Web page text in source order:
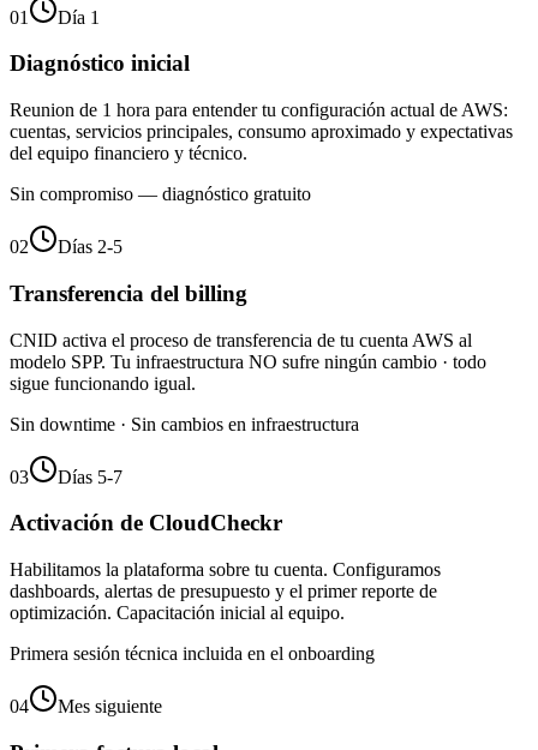
01 Día 1
Diagnóstico inicial
Reunion de 1 hora para entender tu configuración actual de AWS:
cuentas, servicios principales, consumo aproximado y expectativas
del equipo financiero y técnico.
Sin compromiso — diagnóstico gratuito
02 Días 2-5
Transferencia del billing
CNID activa el proceso de transferencia de tu cuenta AWS al
modelo SPP. Tu infraestructura NO sufre ningún cambio · todo
sigue funcionando igual.
Sin downtime · Sin cambios en infraestructura
03 Días 5-7
Activación de CloudCheckr
Habilitamos la plataforma sobre tu cuenta. Configuramos
dashboards, alertas de presupuesto y el primer reporte de
optimización. Capacitación inicial al equipo.
Primera sesión técnica incluida en el onboarding
04 Mes siguiente